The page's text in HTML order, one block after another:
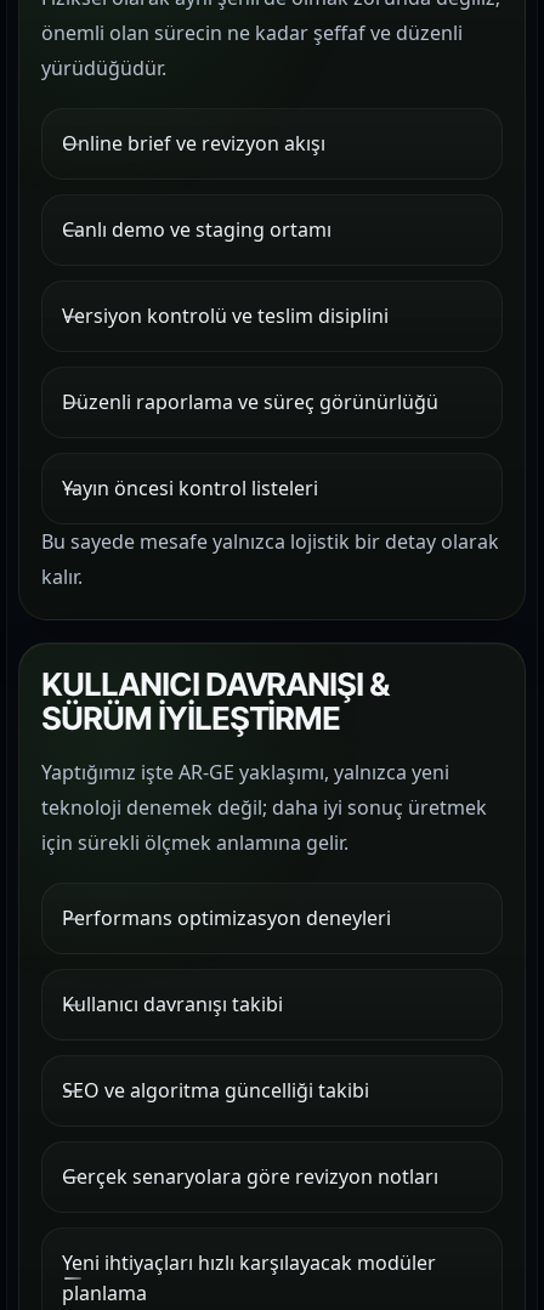
önemli olan sürecin ne kadar şeffaf ve düzenli
yürüdüğüdür.
Online brief ve revizyon akışı
Canlı demo ve staging ortamı
Versiyon kontrolü ve teslim disiplini
Düzenli raporlama ve süreç görünürlüğü
Yayın öncesi kontrol listeleri
Bu sayede mesafe yalnızca lojistik bir detay olarak
kalır.
KULLANICI DAVRANIŞI &
SÜRÜM İYİLEŞTİRME
Yaptığımız işte AR-GE yaklaşımı, yalnızca yeni
teknoloji denemek değil; daha iyi sonuç üretmek
için sürekli ölçmek anlamına gelir.
Performans optimizasyon deneyleri
Kullanıcı davranışı takibi
SEO ve algoritma güncelliği takibi
Gerçek senaryolara göre revizyon notları
Yeni ihtiyaçları hızlı karşılayacak modüler
planlama